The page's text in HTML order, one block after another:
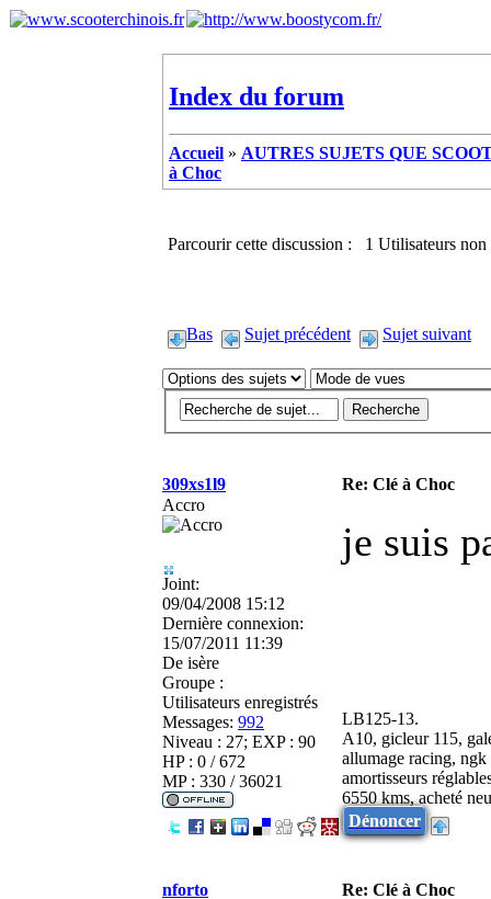
Index du forum
Accueil » AUTRES SUJETS QUE
à Choc
Parcourir cette discussion : 1 Utilisateurs non
Bas Sujet précédent Sujet suivant
309xs1l9
Re: Clé à Choc
Accro
Joint:
09/04/2008 15:12
Dernière connexion:
15/07/2011 11:39
De isère
Groupe :
Utilisateurs enregistrés
Messages: 992
Niveau : 27; EXP : 90
HP : 0 / 672
MP : 330 / 36021
je suis
LB125-13.
A10, gicleur 115,
allumage racing,
amortisseurs
6550 kms, acheté
Dénoncer
nforto
Re: Clé à Choc